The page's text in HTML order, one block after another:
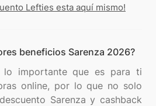
Lefties esta aquí mismo!
beneficios Sarenza 2026?
lo importante que es para ti
online, por lo que no solo
Sarenza y cashback